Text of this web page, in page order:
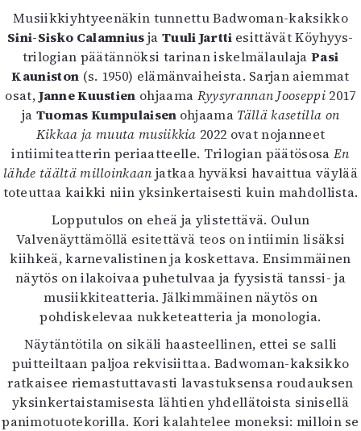
Lehdet
4/2026
2–3/2026
1/2026
6/2025
5/2025 saame
5/2025
Lehtiarkisto
Tilaus ja irtonumerot
Yhteistyössä
Toimitus
Mediatiedot
Kaltio ry
Musiikkiyhtyeenäkin tunnettu Badwoman-kaksikko
Sini-Sisko Calamniusja Tuuli Jartti esittävät Köyhyys-
trilogian päätännöksi tarinan iskelmälaulajaPasi
Kauniston (s. 1950) elämänvaiheista. Sarjan aiemmat
osat,Janne Kuustien ohjaama Ryysyrannan Jooseppi 2017
ja Tuomas Kumpulaisen ohjaama Tällä kasetilla on
Kikkaa ja muuta musiikkia 2022 ovat nojanneet
intiimiteatterin periaatteelle. Trilogian päätösosa En
lähde täältä milloinkaan jatkaa hyväksi havaittua väylää
toteuttaa kaikki niin yksinkertaisesti kuin mahdollista.
Lopputulos on eheä ja ylistettävä. Oulun
Valvenäyttämöllä esitettävä teos on intiimin lisäksi
kiihkeä, karnevalistinen ja koskettava. Ensimmäinen
näytös on ilakoivaa puhetulvaa ja fyysistä tanssi- ja
musiikkiteatteria. Jälkimmäinen näytös on
pohdiskelevaa nukketeatteria ja monologia.
Näytäntötila on sikäli haasteellinen, ettei se salli
puitteiltaan paljoa rekvisiittaa. Badwoman-kaksikko
ratkaisee riemastuttavasti lavastuksensa roudauksen
yksinkertaistamisesta lähtien yhdellätoista sinisellä
panimotuotekorilla. Kori kalahtelee moneksi: milloin se